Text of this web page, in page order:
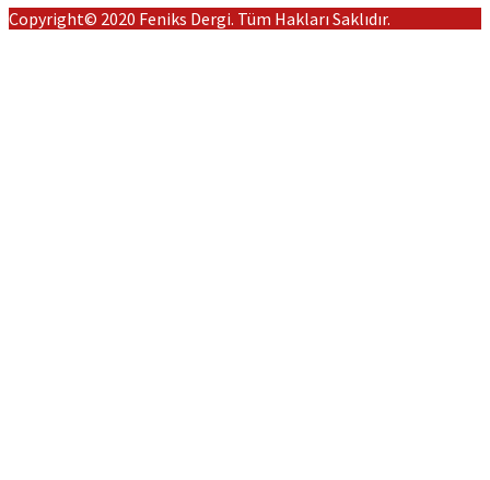
Copyright© 2020 Feniks Dergi. Tüm Hakları Saklıdır.